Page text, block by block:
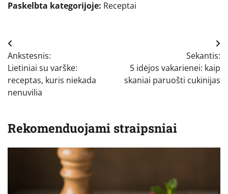
Paskelbta kategorijoje: Receptai
Navigacija
tarp
įrašų
Ankstesnis:
Lietiniai su varške:
receptas, kuris niekada
nenuvilia
Sekantis:
5 idėjos vakarienei: kaip
skaniai paruošti cukinijas
Rekomenduojami straipsniai